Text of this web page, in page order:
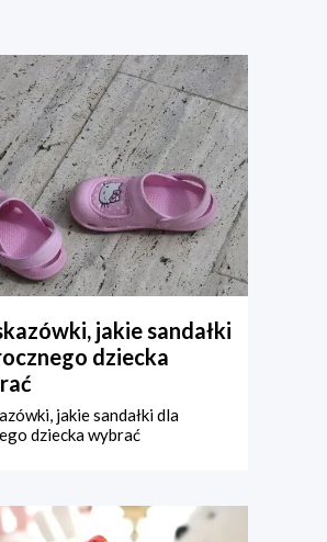
jakie sandałki
dziecka
jakie sandałki dla
dziecka wybrać